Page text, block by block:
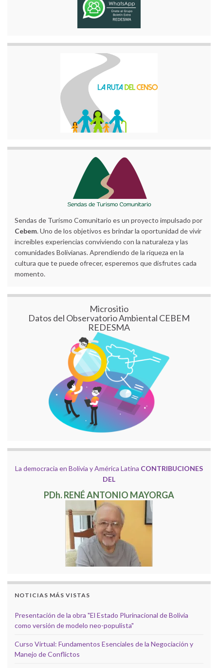
Sendas de Turismo Comunitario es un proyecto impulsado por
Cebem. Uno de los objetivos es brindar la oportunidad de vivir
increíbles experiencias conviviendo con la naturaleza y las
comunidades Bolivianas. Aprendiendo de la riqueza en la
cultura que te puede ofrecer, esperemos que disfrutes cada
momento.
Micrositio
Datos del Observatorio Ambiental CEBEM
REDESMA
La democracia en Bolivia y América Latina CONTRIBUCIONES
DEL
PDh. RENÉ ANTONIO MAYORGA
NOTICIAS MÁS VISTAS
Presentación de la obra "El Estado Plurinacional de Bolivia
como versión de modelo neo-populista"
Curso Virtual: Fundamentos Esenciales de la Negociación y
Manejo de Conflictos